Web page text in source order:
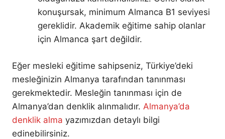
konuşursak, minimum Almanca B1 seviyesi
gereklidir. Akademik eğitime sahip olanlar
için Almanca şart değildir.
Eğer mesleki eğitime sahipseniz, Türkiye’deki
mesleğinizin Almanya tarafından tanınması
gerekmektedir. Mesleğin tanınması için de
Almanya’dan denklik alınmalıdır. Almanya’da
denklik alma yazımızdan detaylı bilgi
edinebilirsiniz.